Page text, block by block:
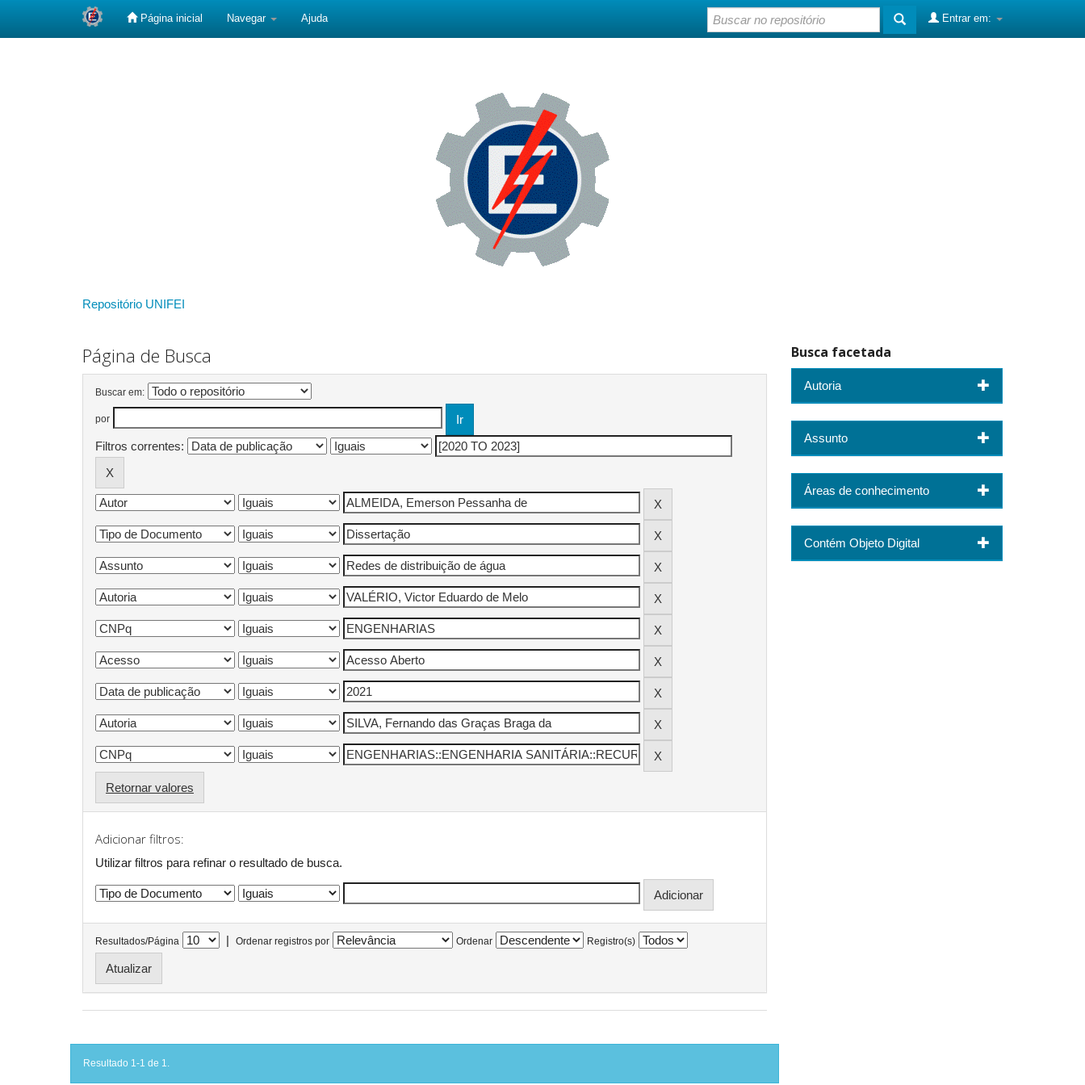
Página inicial Navegar Ajuda Entrar em:
Repositório UNIFEI
Página de Busca
Buscar em:
por
Filtros correntes:
Retornar valores
Adicionar filtros:
Utilizar filtros para refinar o resultado de busca.
Resultados/Página | Ordenar registros por Ordenar Registro(s)
Resultado 1-1 de 1.
Busca facetada
Autoria
Assunto
Áreas de conhecimento
Contém Objeto Digital